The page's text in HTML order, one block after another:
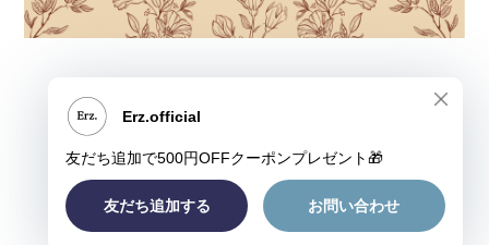
ショップに質問する